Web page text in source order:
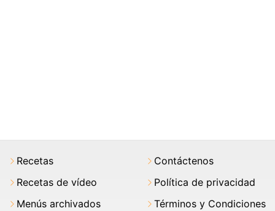
Recetas
Recetas de vídeo
Menús archivados
Contáctenos
Política de privacidad
Términos y Condiciones